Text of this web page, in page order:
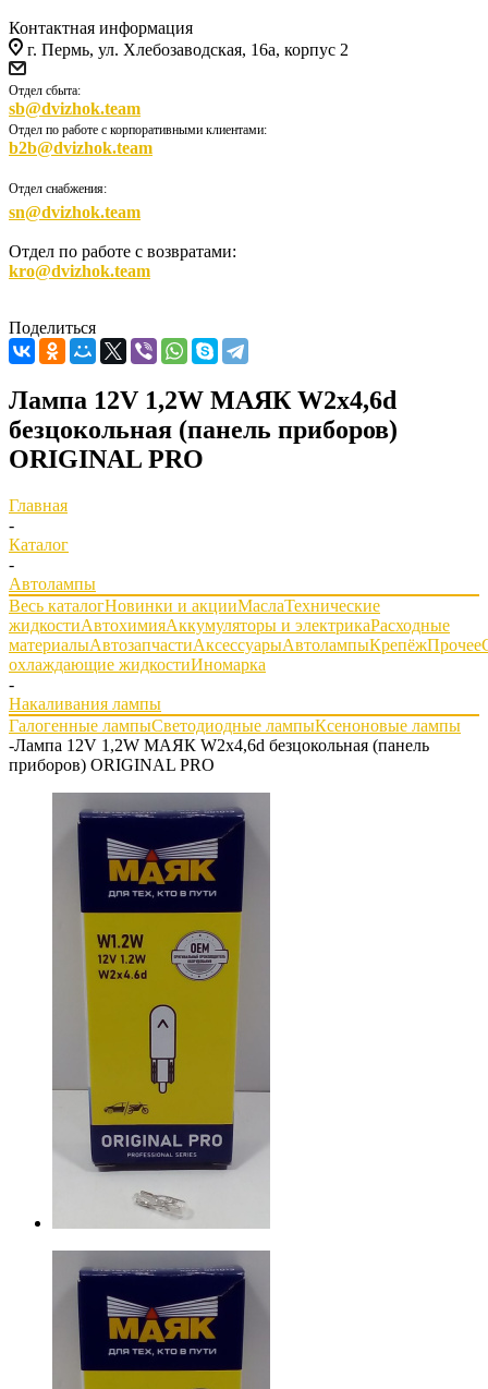
Контактная информация
г. Пермь, ул. Хлебозаводская, 16а, корпус 2
Отдел сбыта:
sb@dvizhok.team
Отдел по работе с корпоративными клиентами:
b2b@dvizhok.team
Отдел снабжения:
sn@dvizhok.team
Отдел по работе с возвратами:
kro@dvizhok.team
Поделиться
Лампа 12V 1,2W МАЯК W2х4,6d
безцокольная (панель приборов)
ORIGINAL PRO
Главная
-
Каталог
-
Автолампы
Весь каталогНовинки и акцииМаслаТехнические
жидкостиАвтохимияАккумуляторы и электрикаРасходные
материалыАвтозапчастиАксессуарыАвтолампыКрепёжПрочее
охлаждающие жидкостиИномарка
-
Накаливания лампы
Галогенные лампыСветодиодные лампыКсеноновые лампы
-Лампа 12V 1,2W МАЯК W2х4,6d безцокольная (панель
приборов) ORIGINAL PRO